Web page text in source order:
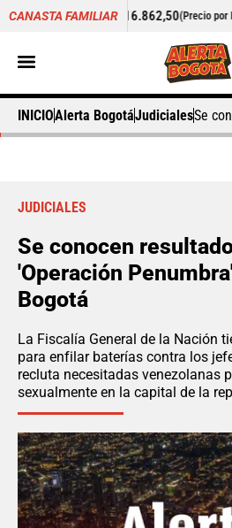
CANASTA FAMILIAR
$ 16.862,50(Precio por kilo)-1,71%
INICIOAlerta BogotáJudicialesSe
JUDICIALES
Se conocen
'Operación
Bogotá
La Fiscalía General de la Nación
para enfilar baterías contra los
recluta necesitadas venezolanas
sexualmente en la capital de la